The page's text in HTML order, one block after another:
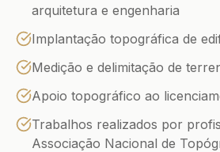
arquitetura e engenharia
Implantação topográfica de
Medição e delimitação de
Apoio topográfico ao
Trabalhos realizados por
Associação Nacional de